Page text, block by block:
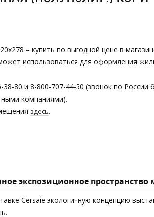
– купить по выгодной цене в
использоваться для оформления
80 и 8-800-707-44-50 (звонок по России
компаниями).
здесь.
экспозиционное
Cersaie экологичную концепцию